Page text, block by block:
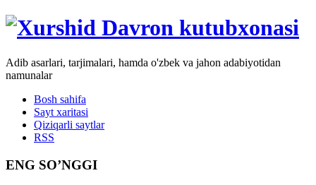
Adib asarlari, tarjimalari, hamda o'zbek va jahon adabiyotidan
namunalar
Bosh sahifa
Sayt xaritasi
Qiziqarli saytlar
RSS
ENG SO’NGGI